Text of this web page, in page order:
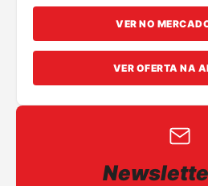
VER NO
VER OFERTA NA